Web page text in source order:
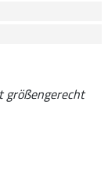
größengerecht